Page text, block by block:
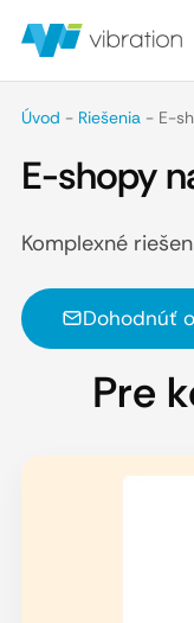
Úvod - Riešenia- E-
E-shopy
Komplexné
Dohodnúť
Pre